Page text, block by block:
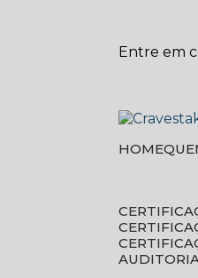
Entre em
HOME